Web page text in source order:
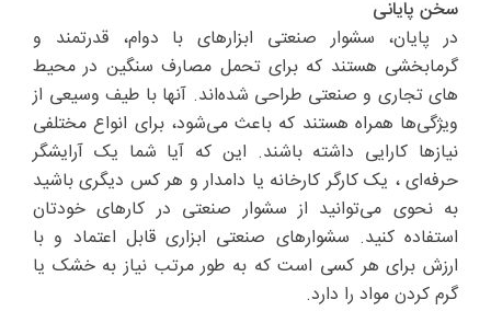
سخن پایانی
در پایان، سشوار صنعتی ابزارهای با دوام، قدرتمند و
گرمابخشی هستند که برای تحمل مصارف سنگین در محیط
های تجاری و صنعتی طراحی شده‌اند. آنها با طیف وسیعی از
ویژگی‌ها همراه هستند که باعث می‌شود، برای انواع مختلفی
نیازها کارایی داشته باشند. این که آیا شما یک آرایشگر
حرفه‌ای ، یک کارگر کارخانه یا دامدار و هر کس دیگری باشید
به نحوی می‌توانید از سشوار صنعتی در کارهای خودتان
استفاده کنید. سشوارهای صنعتی ابزاری قابل اعتماد و با
ارزش برای هر کسی است که به طور مرتب نیاز به خشک یا
گرم کردن مواد را دارد.